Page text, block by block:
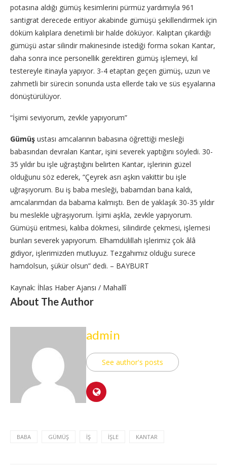
potasına aldığı gümüş kesimlerini pürmüz yardımıyla 961
santigrat derecede eritiyor akabinde gümüşü şekillendirmek için
döküm kalıplara denetimli bir halde döküyor. Kalıptan çıkardığı
gümüşü astar silindir makinesinde istediği forma sokan Kantar,
daha sonra ince personellik gerektiren gümüş işlemeyi, kıl
testereyle itinayla yapıyor. 3-4 etaptan geçen gümüş, uzun ve
zahmetli bir sürecin sonunda usta ellerde takı ve süs eşyalarına
dönüştürülüyor.
“İşimi seviyorum, zevkle yapıyorum”
Gümüş ustası amcalarının babasına öğrettiği mesleği
babasından devralan Kantar, işini severek yaptığını söyledi. 30-
35 yıldır bu işle uğraştığını belirten Kantar, işlerinin güzel
olduğunu söz ederek, “Çeyrek asrı aşkın vakittir bu işle
uğraşıyorum. Bu iş baba mesleği, babamdan bana kaldı,
amcalarımdan da babama kalmıştı. Ben de yaklaşık 30-35 yıldır
bu meslekle uğraşıyorum. İşimi aşkla, zevkle yapıyorum.
Gümüşü eritmesi, kalıba dökmesi, silindirde çekmesi, işlemesi
bunları severek yapıyorum. Elhamdülillah işlerimiz çok âlâ
gidiyor, işlerimizden mutluyuz. Tezgahımız olduğu surece
hamdolsun, şükür olsun” dedi. – BAYBURT
Kaynak: İhlas Haber Ajansı / Mahallî
About The Author
admin
See author's posts
BABA GÜMÜŞ İŞ İŞLE KANTAR